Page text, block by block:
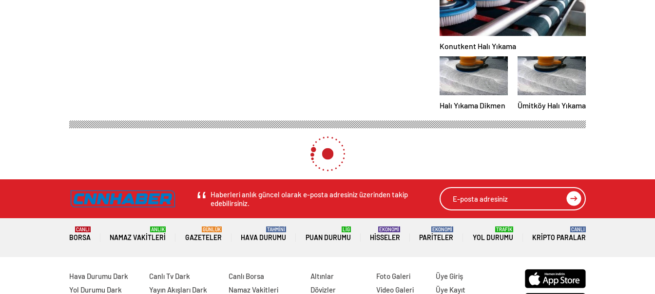
Konutkent Halı Yıkama
Halı Yıkama Dikmen Ümitköy Halı Yıkama
Haberleri anlık güncel olarak e-posta adresiniz üzerinden takip
edebilirsiniz.
BORSA
CANLI
NAMAZ VAKITLERI
ANLIK
GAZETELER
GÜNLÜK
HAVA DURUMU
TAHMİNİ
PUAN DURUMU
LİG
HISSELER
EKONOMİ
PARITELER
EKONOMİ
YOL DURUMU
TRAFİK
KRIPTO PARALAR
CANLI
Hava Durumu Dark
Yol Durumu Dark
Canlı Tv Dark
Yayın Akışları Dark
Canlı Borsa
Namaz Vakitleri
Altınlar
Dövizler
Foto Galeri
Video Galeri
Üye Giriş
Üye Kayıt